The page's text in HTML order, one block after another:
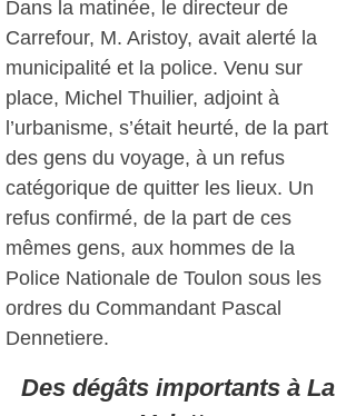
Dans la matinée, le directeur de
Carrefour, M. Aristoy, avait alerté la
municipalité et la police. Venu sur
place, Michel Thuilier, adjoint à
l’urbanisme, s’était heurté, de la part
des gens du voyage, à un refus
catégorique de quitter les lieux. Un
refus confirmé, de la part de ces
mêmes gens, aux hommes de la
Police Nationale de Toulon sous les
ordres du Commandant Pascal
Dennetiere.
Des dégâts importants à La